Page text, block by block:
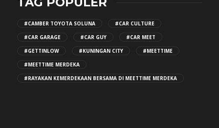
#CAMBER TOYOTA SOLUNA
#CAR CULTURE
#CAR GARAGE
#CAR GUY
#CAR MEET
#GETTINLOW
#KUNINGAN CITY
#MEETTIME
#MEETTIME MERDEKA
#RAYAKAN KEMERDEKAAN BERSAMA DI MEETTIME MERDEKA